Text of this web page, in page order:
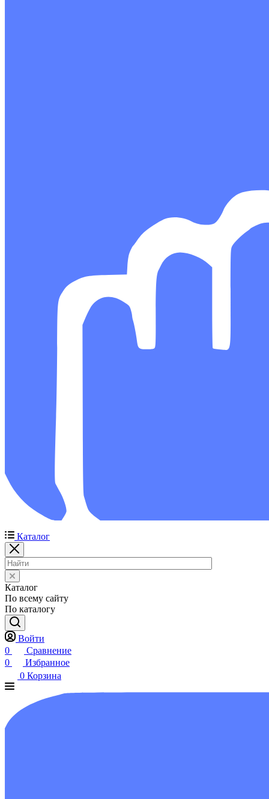
Каталог
Каталог
По всему сайту
По каталогу
Войти
0
Сравнение
0
Избранное
0 Корзина